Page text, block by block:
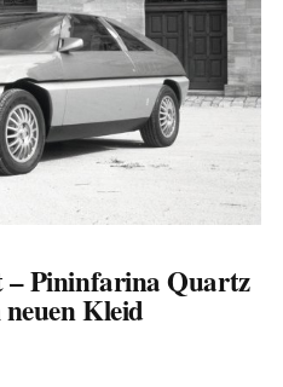
– Pininfarina Quartz
Kleid